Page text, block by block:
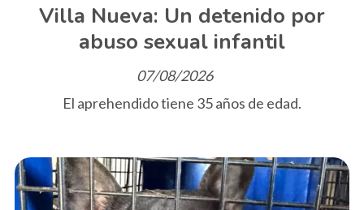
Villa Nueva: Un detenido por
abuso sexual infantil
07/08/2026
El aprehendido tiene 35 años de edad.